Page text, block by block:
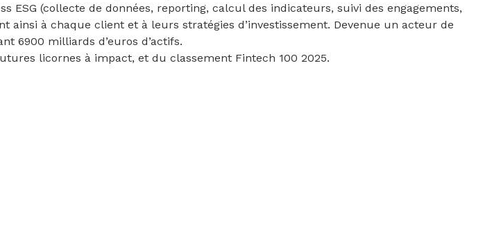
(collecte de données, reporting, calcul des indicateurs, suivi des engagements,
à chaque client et à leurs stratégies d’investissement. Devenue un acteur de
6900 milliards d’euros d’actifs.
licornes à impact, et du classement Fintech 100 2025.